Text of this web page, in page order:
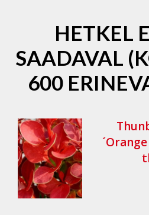
HETKEL
SAADAVAL
600